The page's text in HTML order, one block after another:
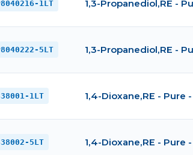
1LT 1,3-Propanediol,RE -
5LT 1,3-Propanediol,RE -
1LT 1,4-Dioxane,RE - Pure
5LT 1,4-Dioxane,RE - Pure